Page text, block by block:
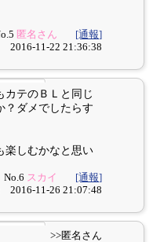
匿名さん
[通報]
2016-11-22 21:36:38
カテのＢＬと同じ
？ダメでしたらす
楽しむかなと思い
No.6 スカイ
[通報]
2016-11-26 21:07:48
>>匿名さん